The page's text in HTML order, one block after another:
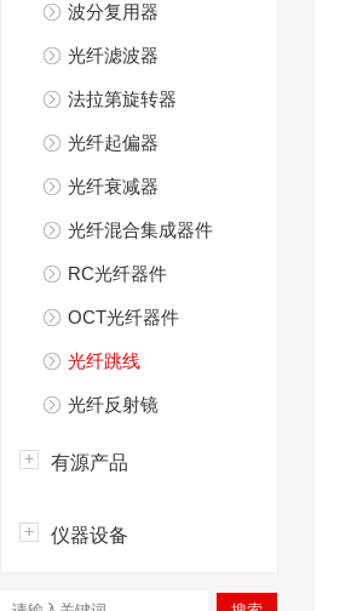
波分复用器
光纤滤波器
法拉第旋转器
光纤起偏器
光纤衰减器
光纤混合集成器件
RC光纤器件
OCT光纤器件
光纤跳线
光纤反射镜
有源产品
仪器设备